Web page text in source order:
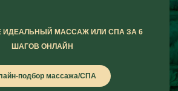
ИДЕАЛЬНЫЙ МАССАЖ ИЛИ СПА ЗА 6
ШАГОВ ОНЛАЙН
подбор массажа/СПА